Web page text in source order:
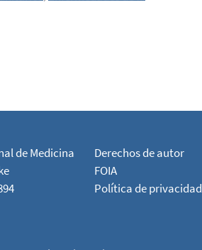
de Medicina
Derechos de autor
FOIA
Política de privacidad